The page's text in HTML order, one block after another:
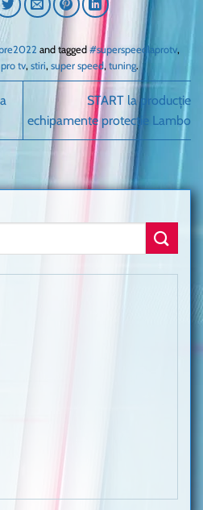
and tagged #superspeedlaprotv,
pro tv, stiri, super speed, tuning.
START la producție
echipamente protecție Lambo